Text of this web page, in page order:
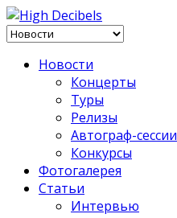
Новости
Концерты
Туры
Релизы
Автограф-сессии
Конкурсы
Фотогалерея
Статьи
Интервью